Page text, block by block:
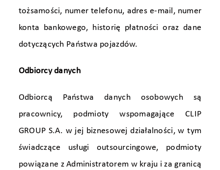
tożsamości, numer telefonu, adres e-mail, numer
konta bankowego, historię płatności oraz dane
dotyczących Państwa pojazdów.
Odbiorcy danych
Odbiorcą Państwa danych osobowych są
pracownicy, podmioty wspomagające CLIP
GROUP S.A. w jej biznesowej działalności, w tym
świadczące usługi outsourcingowe, podmioty
powiązane z Administratorem w kraju i za granicą